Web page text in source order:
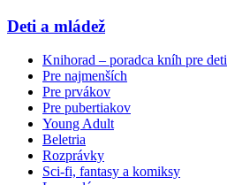
Deti a mládež
Knihorad – poradca kníh pre deti
Pre najmenších
Pre prvákov
Pre pubertiakov
Young Adult
Beletria
Rozprávky
Sci-fi, fantasy a komiksy